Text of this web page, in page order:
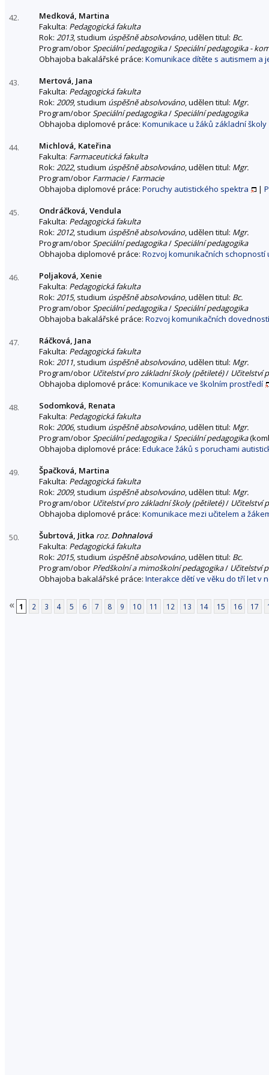
42.
Medková, Martina
Fakulta: Pedagogická fakulta
Rok: 2013, studium úspěšně absolvováno, udělen titul: Bc.
Program/oborSpeciální pedagogika/Speciální pedagogika -
Obhajoba bakalářské práce: Komunikace dítěte s autismem a
43.
Mertová, Jana
Fakulta: Pedagogická fakulta
Rok: 2009, studium úspěšně absolvováno, udělen titul: Mgr.
Program/oborSpeciální pedagogika/Speciální pedagogika
Obhajoba diplomové práce: Komunikace u žáků základní školy
44.
Michlová, Kateřina
Fakulta: Farmaceutická fakulta
Rok: 2022, studium úspěšně absolvováno, udělen titul: Mgr.
Program/obor Farmacie/ Farmacie
Obhajoba diplomové práce: Poruchy autistického spektra |
45.
Ondráčková, Vendula
Fakulta: Pedagogická fakulta
Rok: 2012, studium úspěšně absolvováno, udělen titul: Mgr.
Program/oborSpeciální pedagogika/Speciální pedagogika
Obhajoba diplomové práce: Rozvoj komunikačních schopností
46.
Poljaková, Xenie
Fakulta: Pedagogická fakulta
Rok: 2015, studium úspěšně absolvováno, udělen titul: Bc.
Program/oborSpeciální pedagogika/Speciální pedagogika
Obhajoba bakalářské práce: Rozvoj komunikačních
47.
Ráčková, Jana
Fakulta: Pedagogická fakulta
Rok: 2011, studium úspěšně absolvováno, udělen titul: Mgr.
Program/obor Učitelství pro základní školy (pětileté)/ Učitelství
Obhajoba diplomové práce: Komunikace ve školním prostředí
48.
Sodomková, Renata
Fakulta: Pedagogická fakulta
Rok: 2006, studium úspěšně absolvováno, udělen titul: Mgr.
Program/oborSpeciální pedagogika/Speciální pedagogika
Obhajoba diplomové práce: Edukace žáků s poruchami
49.
Špačková, Martina
Fakulta: Pedagogická fakulta
Rok: 2009, studium úspěšně absolvováno, udělen titul: Mgr.
Program/obor Učitelství pro základní školy (pětileté)/ Učitelství
Obhajoba diplomové práce: Komunikace mezi učitelem a
50. Šubrtová, Jitka roz. Dohnalová
Fakulta: Pedagogická fakulta
Rok: 2015, studium úspěšně absolvováno, udělen titul: Bc.
Program/obor Předškolní a mimoškolní pedagogika/ Učitelství
Obhajoba bakalářské práce: Interakce dětí ve věku do tří let v
« 1 2 3 4 5 6 7 8 9 10 11 12 13 14 15 16 17